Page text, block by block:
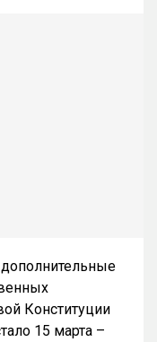
дополнительные
Конституции
15 марта –